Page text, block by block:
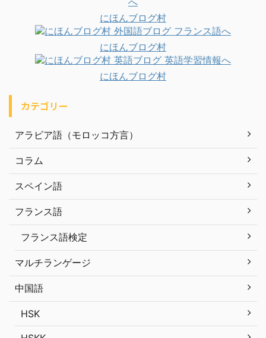
にほんブログ村
にほんブログ村
にほんブログ村
カテゴリー
アラビア語（モロッコ方言）
コラム
スペイン語
フランス語
フランス語検定
マルチランゲージ
中国語
HSK